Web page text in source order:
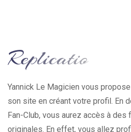
Yannick Le Magicien vous
son site en créant votre profil. En
Fan-Club, vous aurez accès à des
originales. En effet, vous allez